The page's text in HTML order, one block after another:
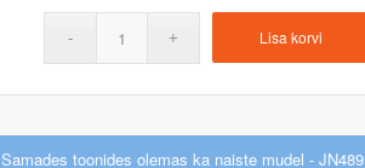
Lisa korvi
Samades toonides olemas ka naiste mudel - JN489